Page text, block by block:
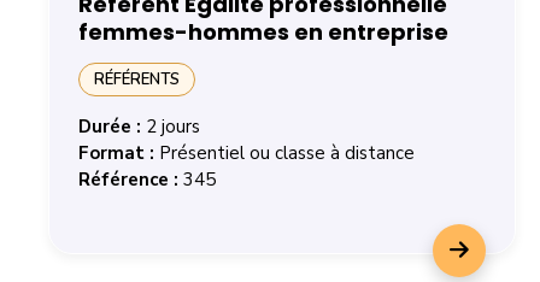
femmes-hommes en entreprise
RÉFÉRENTS
Durée : 2 jours
Format : Présentiel ou classe à distance
Référence : 345